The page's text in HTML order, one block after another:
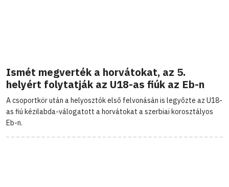
Ismét megverték a horvátokat, az 5.
helyért folytatják az U18-as fiúk az Eb-n
A csoportkör után a helyosztók első felvonásán is legyőzte az U18-
as fiú kézilabda-válogatott a horvátokat a szerbiai korosztályos
Eb-n.